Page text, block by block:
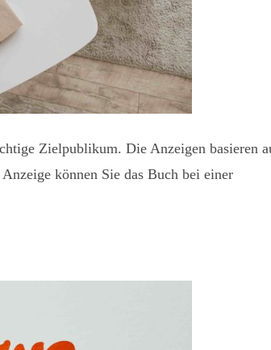
Zielpublikum. Die Anzeigen basieren
können Sie das Buch bei einer